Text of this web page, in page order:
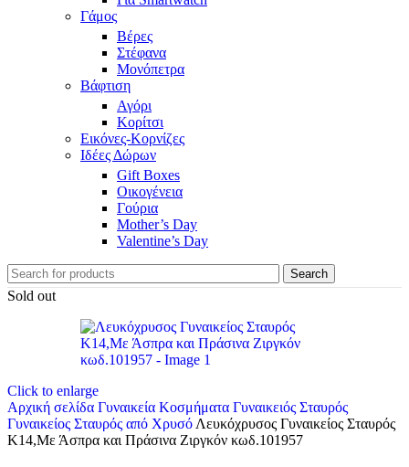
Γάμος
Βέρες
Στέφανα
Μονόπετρα
Βάφτιση
Αγόρι
Κορίτσι
Εικόνες-Κορνίζες
Ιδέες Δώρων
Gift Boxes
Οικογένεια
Γούρια
Mother’s Day
Valentine’s Day
Search
Sold out
Click to enlarge
Αρχική σελίδα Γυναικεία Κοσμήματα Γυναικειός Σταυρός
Γυναικείος Σταυρός από Χρυσό Λευκόχρυσος Γυναικείος Σταυρός
Κ14,Με Άσπρα και Πράσινα Ζιργκόν κωδ.101957